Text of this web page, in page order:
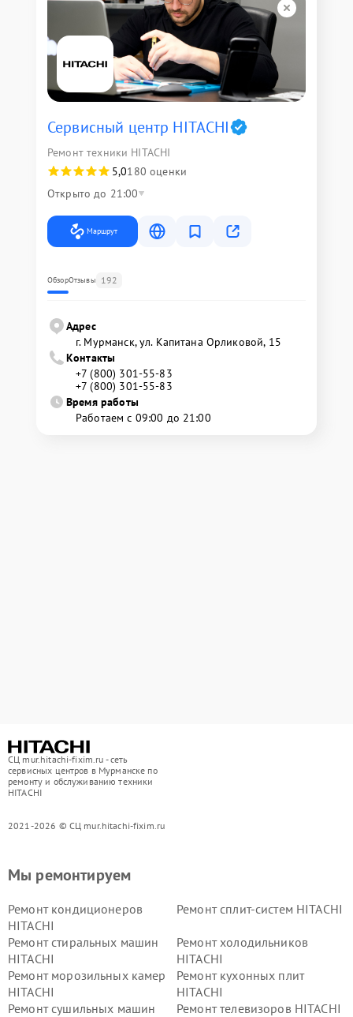
Сервисный центр HITACHI
Ремонт техники HITACHI
5,0180 оценки
Открыто до 21:00
Маршрут
ОбзорОтзывы 192
Адрес
г. Мурманск, ул. Капитана Орликовой, 15
Контакты
+7 (800) 301-55-83
+7 (800) 301-55-83
Время работы
Работаем с 09:00 до 21:00
СЦ mur.hitachi-fixim.ru - сеть
сервисных центров в Мурманске по
ремонту и обслуживанию техники
HITACHI
2021-2026 © СЦ mur.hitachi-fixim.ru
Мы ремонтируем
Ремонт кондиционеров
HITACHI
Ремонт сплит-систем HITACHI
Ремонт стиральных машин
HITACHI
Ремонт холодильников
HITACHI
Ремонт морозильных камер
HITACHI
Ремонт кухонных плит
HITACHI
Ремонт сушильных машин
Ремонт телевизоров HITACHI